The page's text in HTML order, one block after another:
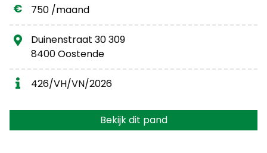
750 /maand
Duinenstraat 30 309
8400 Oostende
426/VH/VN/2026
Bekijk dit pand